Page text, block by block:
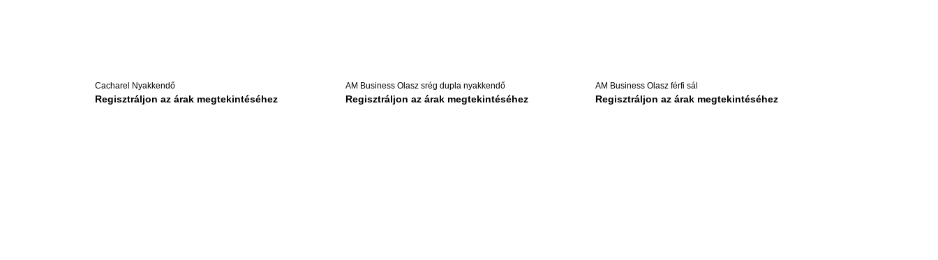
Cacharel Nyakkendő
Regisztráljon az árak megtekintéséhez
AM Business Olasz srég dupla nyakkendő
Regisztráljon az árak megtekintéséhez
AM Business Olasz férfi sál
Regisztráljon az árak megtekintéséhez